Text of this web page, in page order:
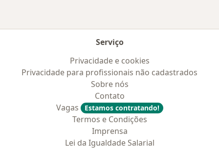
Serviço
Privacidade e cookies
Privacidade para profissionais não cadastrados
Sobre nós
Contato
Vagas
Estamos contratando!
Termos e Condições
Imprensa
Lei da Igualdade Salarial